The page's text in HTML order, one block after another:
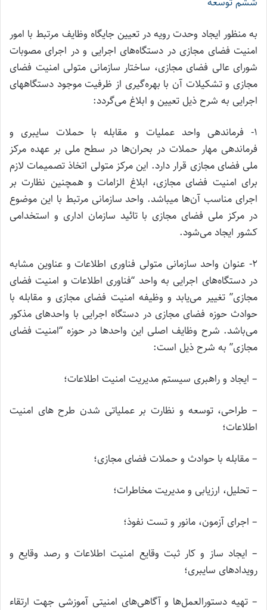
به منظور ایجاد وحدت رویه در تعیین جایگاه وظایف مرتبط با امور
امنیت فضای مجازی در دستگاه‌های اجرایی و در اجرای مصوبات
شورای عالی فضای مجازی، ساختار سازمانی متولی امنیت فضای
مجازی و تشکیلات آن با بهره‌گیری از ظرفیت موجود دستگاههای
اجرایی به شرح ذیل تعیین و ابلاغ می‌گردد:
۱- فرماندهی واحد عملیات و مقابله با حملات سایبری و
فرماندهی مهار حملات در بحران‌ها در سطح ملی بر عهده مرکز
ملی فضای مجازی قرار دارد. این مرکز متولی اتخاذ تصمیمات لازم
برای امنیت فضای مجازی، ابلاغ الزامات و همچنین نظارت بر
اجرای مناسب آن‌ها میباشد. واحد سازمانی مرتبط با این موضوع
در مرکز ملی فضای مجازی با تائید سازمان اداری و استخدامی
کشور ایجاد می‌شود.
۲- عنوان واحد سازمانی متولی فناوری اطلاعات و عناوین مشابه
در دستگاه‌های اجرایی به واحد “فناوری اطلاعات و امنیت فضای
مجازی” تغییر می‌یابد و وظیفه امنیت فضای مجازی و مقابله با
حوادث حوزه فضای مجازی در دستگاه اجرایی با واحدهای مذکور
می‌باشد. شرح وظایف اصلی این واحدها در حوزه “امنیت فضای
مجازی” به شرح ذیل است:
– ایجاد و راهبری سیستم مدیریت امنیت اطلاعات؛
– طراحی، توسعه و نظارت بر عملیاتی شدن طرح های امنیت
اطلاعات؛
– مقابله با حوادث و حملات فضای مجازی؛
– تحلیل، ارزیابی و مدیریت مخاطرات؛
– اجرای آزمون، مانور و تست نفوذ؛
– ایجاد ساز و کار ثبت وقایع امنیت اطلاعات و رصد وقایع و
رویدادهای سایبری؛
– تهیه دستورالعمل‌ها و آگاهی‌های امنیتی آموزشی جهت ارتقاء